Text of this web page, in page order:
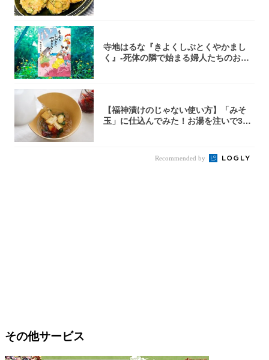
寺地はるな『きよくしぶとくやかまし
く』-死体の隣で始まる婦人たちのお茶
【福神漬けのじゃない使い方】「みそ
玉」に仕込んでみた！お湯を注いで30
Recommended by
その他サービス